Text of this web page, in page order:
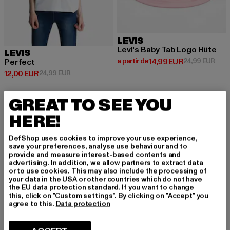
LEVIS
Perfect
12,00 EUR
Prix courant: 12,00 EUR
24,99 EURPrix en promotion: 24,99 EUR
LEVIS
Levi's Baby Tab Logo Hüte
a partir de14,99 EUR
Prix courant: A partir de 14,99
24,99 EURPrix
-52% -60%
GREAT TO SEE YOU
HERE!
DefShop uses cookies to improve your use experience,
save your preferences, analyse use behaviour and to
provide and measure interest-based contents and
advertising. In addition, we allow partners to extract data
or to use cookies. This may also include the processing of
your data in the USA or other countries which do not have
the EU data protection standard. If you want to change
this, click on "Custom settings". By clicking on "Accept" you
agree to this. Data protection